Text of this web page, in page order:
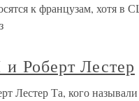
к французам, хотя в
и Роберт Лестер
Лестер Та, кого называли